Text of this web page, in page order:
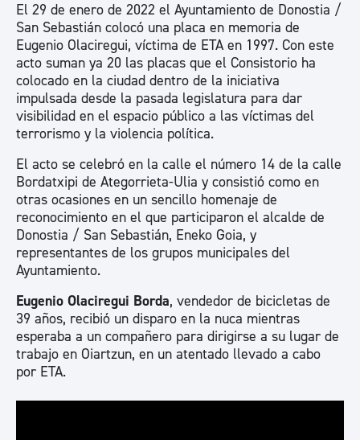
El 29 de enero de 2022 el Ayuntamiento de Donostia /
San Sebastián colocó una placa en memoria de
Eugenio Olaciregui, víctima de ETA en 1997. Con este
acto suman ya 20 las placas que el Consistorio ha
colocado en la ciudad dentro de la iniciativa
impulsada desde la pasada legislatura para dar
visibilidad en el espacio público a las víctimas del
terrorismo y la violencia política.
El acto se celebró en la calle el número 14 de la calle
Bordatxipi de Ategorrieta-Ulia y consistió como en
otras ocasiones en un sencillo homenaje de
reconocimiento en el que participaron el alcalde de
Donostia / San Sebastián, Eneko Goia, y
representantes de los grupos municipales del
Ayuntamiento.
Eugenio Olaciregui Borda, vendedor de bicicletas de
39 años, recibió un disparo en la nuca mientras
esperaba a un compañero para dirigirse a su lugar de
trabajo en Oiartzun, en un atentado llevado a cabo
por ETA.